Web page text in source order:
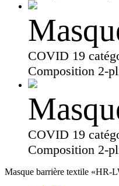
COVID 19
Composition 2-
COVID 19
Composition 2-
Masque barrière textile «HR-